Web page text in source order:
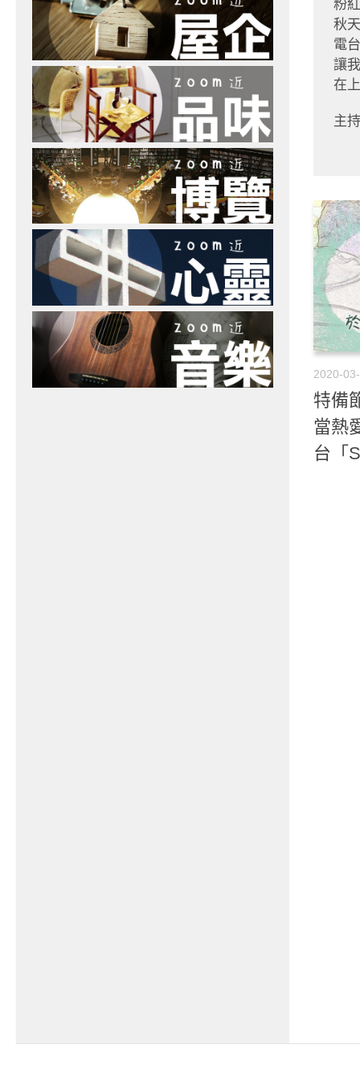
粉
秋
電
讓
在
主
2020-
特備
當熱
台「